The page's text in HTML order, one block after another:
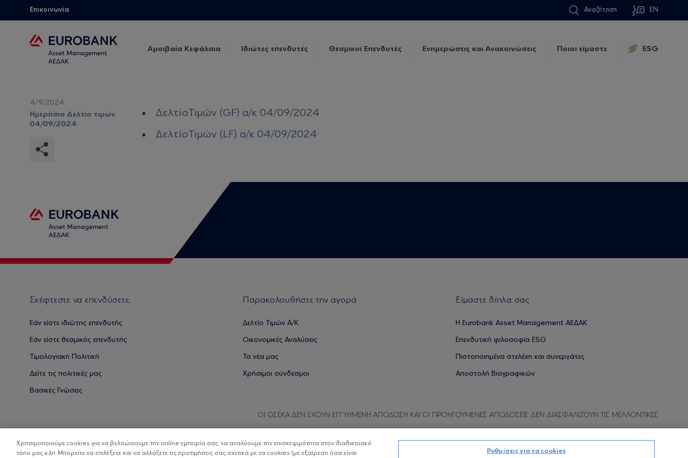
Επικοινωνία Αναζήτηση EN
Αμοιβαία Κεφάλαια Ιδιώτες επενδυτές Θεσμικοί Επενδυτές Ενημερώσεις και Ανακοινώσεις Ποιοι είμαστε ESG
4/9/2024
Ημερήσιο Δελτίο τιμών
04/09/2024
ΔελτίοΤιμών (GF) α/κ 04/09/2024
ΔελτίοΤιμών (LF) α/κ 04/09/2024
Σκέφτεστε να επενδύσετε;
Εάν είστε ιδιώτης επενδυτής
Εάν είστε θεσμικός επενδυτής
Τιμολογιακή Πολιτική
Δείτε τις πολιτικές μας
Βασικές Γνώσεις
Παρακολουθήστε την αγορά
Δελτίο Τιμών Α/Κ
Οικονομικές Αναλύσεις
Τα νέα μας
Χρήσιμοι σύνδεσμοι
Είμαστε δίπλα σας
H Eurobank Asset Management ΑΕΔΑΚ
Επενδυτική φιλοσοφία ESG
Πιστοποιημένα στελέχη και συνεργάτες
Αποστολή Βιογραφικών
ΟΙ ΟΣΕΚΑ ΔΕΝ ΕΧΟΥΝ ΕΓΓΥΗΜΕΝΗ ΑΠΟΔΟΣΗ ΚΑΙ ΟΙ ΠΡΟΗΓΟΥΜΕΝΕΣ ΑΠΟΔΟΣΕΙΣ ΔΕΝ ΔΙΑΣΦΑΛΙΖΟΥΝ ΤΙΣ ΜΕΛΛΟΝΤΙΚΕΣ
Copyright © Eurobank ΑΕΔΑΚ Προστασία Προσωπικών Δεδομένων Όροι χρήσης
Χρησιμοποιούμε cookies για να βελτιώσουμε την online εμπειρία σας, να αναλύουμε την επισκεψιμότητα στον διαδικτυακό
τόπο μας κ.λπ. Μπορείτε να επιλέξετε και να αλλάξετε τις προτιμήσεις σας σχετικά με τα cookies (με εξαίρεση όσα είναι
Ρυθμίσεις για τα cookies